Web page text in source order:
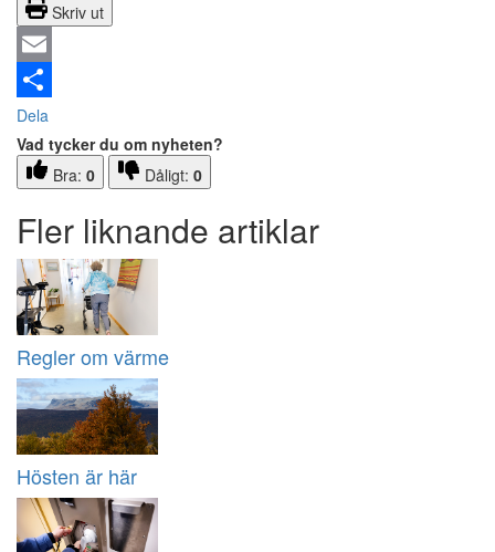
Skriv ut
Email
Dela
Vad tycker du om nyheten?
Bra: 0 Dåligt: 0
Fler liknande artiklar
Regler om värme
Hösten är här